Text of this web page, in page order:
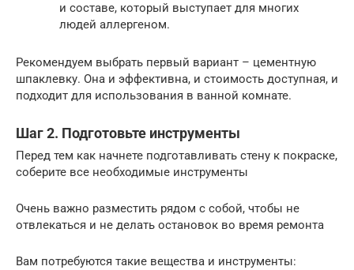
и составе, который выступает для многих
людей аллергеном.
Рекомендуем выбрать первый вариант – цементную
шпаклевку. Она и эффективна, и стоимость доступная, и
подходит для использования в ванной комнате.
Шаг 2. Подготовьте инструменты
Перед тем как начнете подготавливать стену к покраске,
соберите все необходимые инструменты
Очень важно разместить рядом с собой, чтобы не
отвлекаться и не делать остановок во время ремонта
Вам потребуются такие вещества и инструменты: